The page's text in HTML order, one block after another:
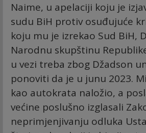
Naime, u apelaciji koju je
sudu BiH protiv osuđujuće
koju mu je izrekao Sud BiH,
Narodnu skupštinu
u vezi treba zbog Džadson
ponoviti da je u junu 2023.
kao autokrata naložio, a
većine poslušno izglasali
neprimjenjivanju odluka